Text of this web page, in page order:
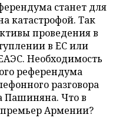
станет для
катастрофой. Так
проведения в
в ЕС или
Необходимость
референдума
разговора
Пашиняна. Что в
премьер Армении?